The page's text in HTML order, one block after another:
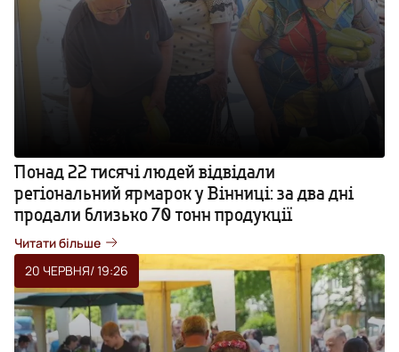
Понад 22 тисячі людей відвідали
регіональний ярмарок у Вінниці: за два дні
продали близько 70 тонн продукції
Читати більше
20 ЧЕРВНЯ/ 19:26